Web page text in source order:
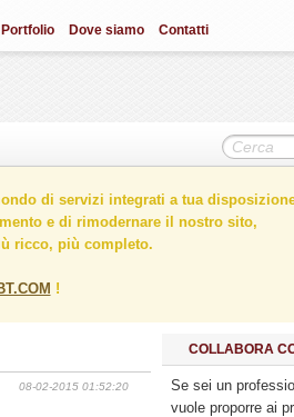
Portfolio Dove siamo Contatti
di servizi integrati a tua
e di rimodernare il nostro sito,
ricco, più completo.
!
08-02-2015 01:52:20
COLLABORA
Se sei un
vuole proporre ai